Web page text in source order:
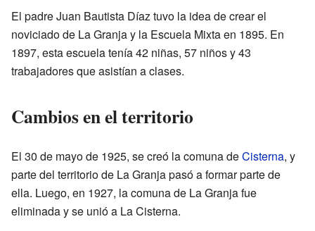
El padre Juan Bautista Díaz tuvo la idea de crear el
noviciado de La Granja y la Escuela Mixta en 1895. En
1897, esta escuela tenía 42 niñas, 57 niños y 43
trabajadores que asistían a clases.
Cambios en el territorio
El 30 de mayo de 1925, se creó la comuna deCisterna, y
parte del territorio de La Granja pasó a formar parte de
ella. Luego, en 1927, la comuna de La Granja fue
eliminada y se unió a La Cisterna.